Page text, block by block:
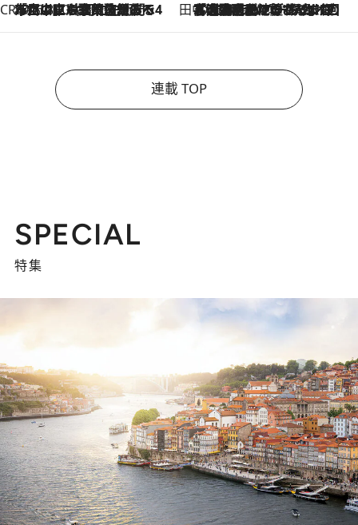
CREA'S CHOICE
2026.8.7
「立川にも歌舞伎があるんだよ」 片岡仁左衛門・市川中車ら豪華座組みで4年目の立川立飛歌舞伎へ 田中稲の勝手に再ブーム
2026.8.7
「湘南乃風に憧れて」観客大盛上がりの“タオル回し”に、ラッパー顔負けの高速歌唱まで…さだまさし（74）のアグレッシブすぎる現在地
連載 TOP
SPECIAL
特集